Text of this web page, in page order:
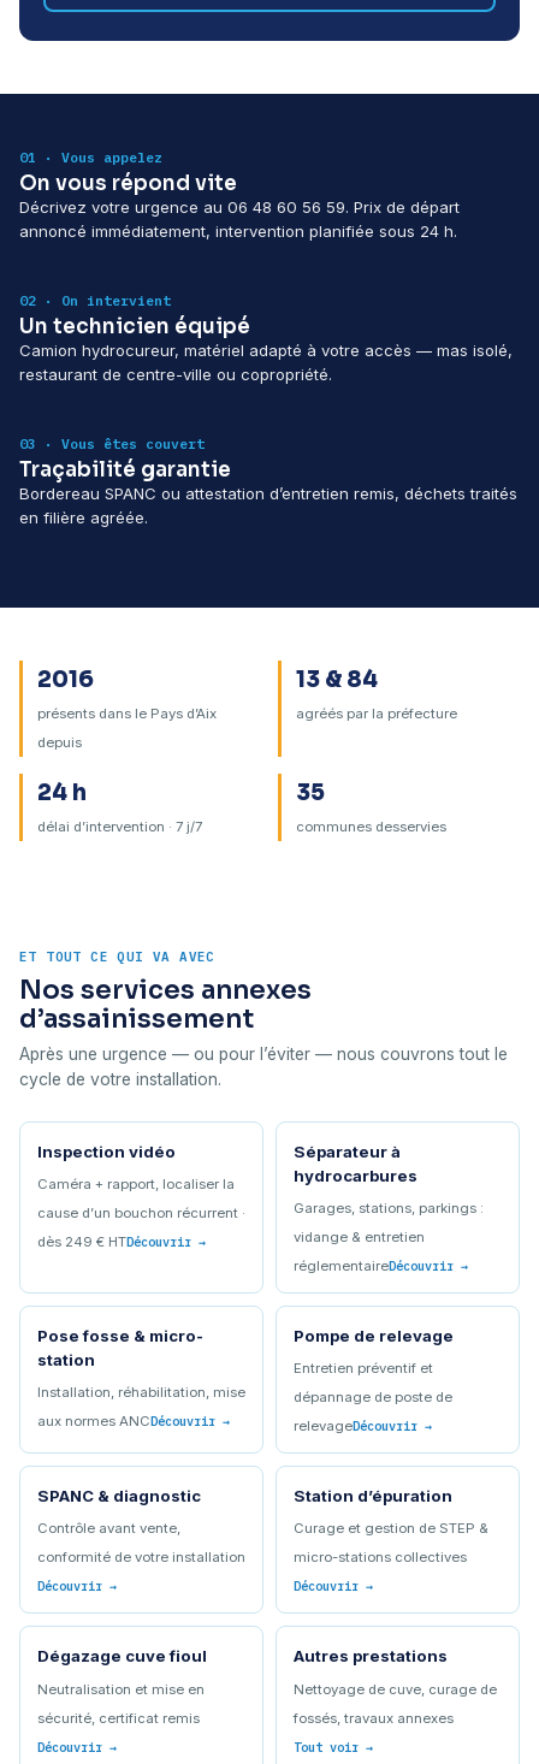
01 · Vous appelez
On vous répond vite
Décrivez votre urgence au 06 48 60 56 59. Prix de départ
annoncé immédiatement, intervention planifiée sous 24 h.
02 · On intervient
Un technicien équipé
Camion hydrocureur, matériel adapté à votre accès — mas isolé,
restaurant de centre-ville ou copropriété.
03 · Vous êtes couvert
Traçabilité garantie
Bordereau SPANC ou attestation d’entretien remis, déchets traités
en filière agréée.
2016
présents dans le Pays d’Aix
depuis
13 & 84
agréés par la préfecture
24 h
délai d’intervention · 7 j/7
35
communes desservies
ET TOUT CE QUI VA AVEC
Nos services annexes
d’assainissement
Après une urgence — ou pour l’éviter — nous couvrons tout le
cycle de votre installation.
Inspection vidéo
Caméra + rapport, localiser la
cause d’un bouchon récurrent ·
dès 249 € HTDécouvrir →
Séparateur à
hydrocarbures
Garages, stations, parkings :
vidange & entretien
réglementaireDécouvrir →
Pose fosse & micro-
station
Installation, réhabilitation, mise
aux normes ANC Découvrir →
Pompe de relevage
Entretien préventif et
dépannage de poste de
relevageDécouvrir →
SPANC & diagnostic
Contrôle avant vente,
conformité de votre installation
Découvrir →
Station d’épuration
Curage et gestion de STEP &
micro-stations collectives
Découvrir →
Dégazage cuve fioul
Neutralisation et mise en
sécurité, certificat remis
Découvrir →
Autres prestations
Nettoyage de cuve, curage de
fossés, travaux annexes
Tout voir →